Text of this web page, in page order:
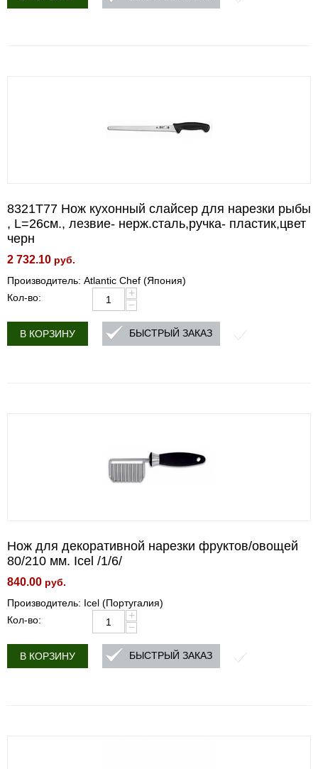
8321T77 Нож кухонный слайсер для нарезки рыбы
, L=26см., лезвие- нерж.сталь,ручка- пластик,цвет
черн
2 732.10 руб.
Производитель: Atlantic Chef (Япония)
Кол-во:
+
−
В КОРЗИНУ БЫСТРЫЙ ЗАКАЗ
Нож для декоративной нарезки фруктов/овощей
80/210 мм. Icel /1/6/
840.00 руб.
Производитель: Icel (Португалия)
Кол-во:
+
−
В КОРЗИНУ БЫСТРЫЙ ЗАКАЗ